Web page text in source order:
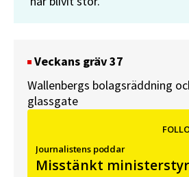
Veckans gräv 37
Wallenbergs bolagsräddning
glassgate